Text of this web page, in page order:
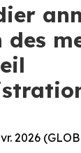
des
2026